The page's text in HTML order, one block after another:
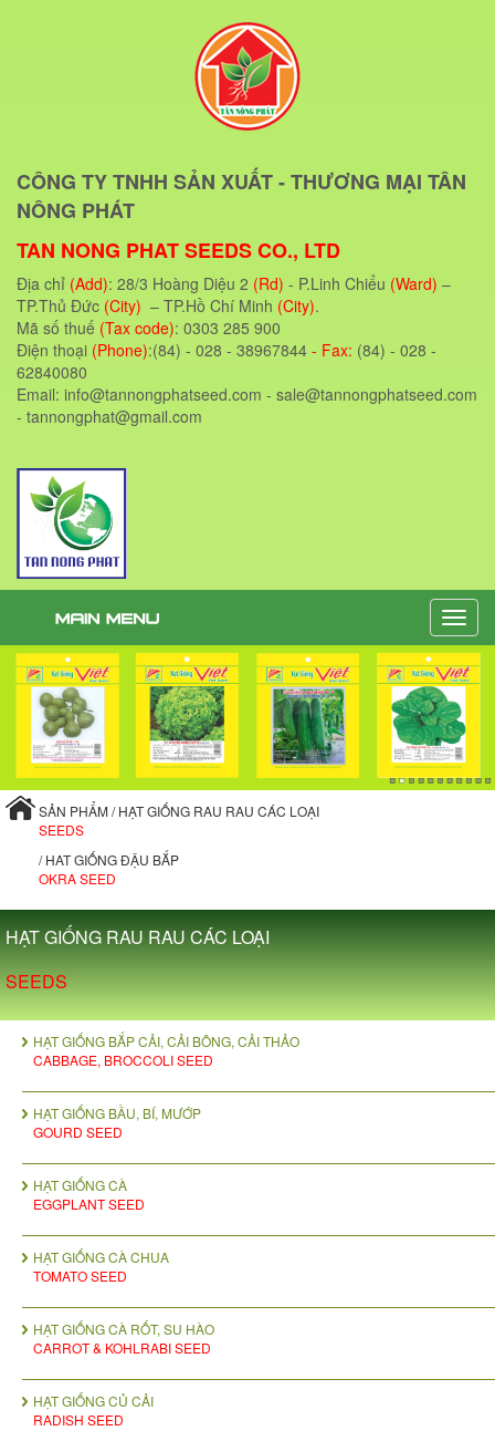
CÔNG TY TNHH SẢN XUẤT - THƯƠNG MẠI TÂN
NÔNG PHÁT
TAN NONG PHAT SEEDS CO., LTD
Địa chỉ (Add): 28/3 Hoàng Diệu 2 (Rd) - P.Linh Chiểu (Ward) –
TP.Thủ Đức (City) – TP.Hồ Chí Minh (City).
Mã số thuế (Tax code): 0303 285 900
Điện thoại (Phone):(84) - 028 - 38967844 - Fax: (84) - 028 -
62840080
Email: info@tannongphatseed.com - sale@tannongphatseed.com
- tannongphat@gmail.com
Toggle
SẢN PHẨM / HẠT GIỐNG RAU RAU CÁC LOẠI
SEEDS
/ HAT GIỐNG ĐẬU BẮP
OKRA SEED
HẠT GIỐNG RAU RAU CÁC LOẠI
SEEDS
HẠT GIỐNG BẮP CẢI, CẢI BÔNG, CẢI THẢO
CABBAGE, BROCCOLI SEED
HẠT GIỐNG BẦU, BÍ, MƯỚP
GOURD SEED
HẠT GIỐNG CÀ
EGGPLANT SEED
HẠT GIỐNG CÀ CHUA
TOMATO SEED
HẠT GIỐNG CÀ RỐT, SU HÀO
CARROT & KOHLRABI SEED
HẠT GIỐNG CỦ CẢI
RADISH SEED